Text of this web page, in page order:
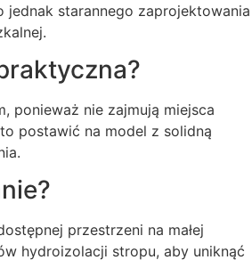
jednak starannego zaprojektowania
ponieważ nie zajmują miejsca
postawić na model z solidną
przestrzeni na małej
hydroizolacji stropu, aby uniknąć